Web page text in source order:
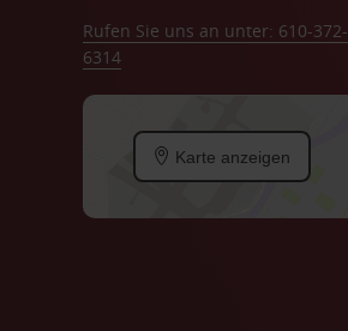
Rufen Sie uns an unter: 610-372-
6314
Karte anzeigen